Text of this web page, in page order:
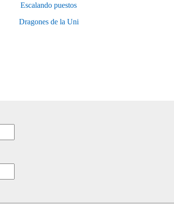
Escalando puestos
Dragones de la Uni